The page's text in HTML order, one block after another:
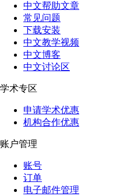
中文帮助文章
常见问题
下载安装
中文教学视频
中文博客
中文讨论区
学术专区
申请学术优惠
机构合作优惠
账户管理
账号
订单
电子邮件管理